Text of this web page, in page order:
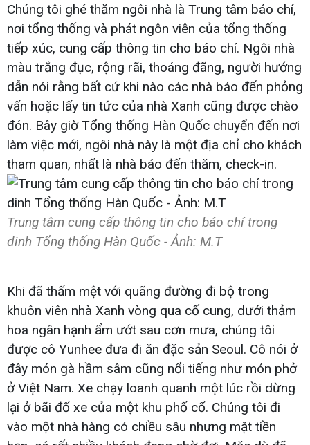
Chúng tôi ghé thăm ngôi nhà là Trung tâm báo chí,
nơi tổng thống và phát ngôn viên của tổng thống
tiếp xúc, cung cấp thông tin cho báo chí. Ngôi nhà
màu trắng đục, rộng rãi, thoáng đãng, người hướng
dẫn nói rằng bất cứ khi nào các nhà báo đến phỏng
vấn hoặc lấy tin tức của nhà Xanh cũng được chào
đón. Bây giờ Tổng thống Hàn Quốc chuyển đến nơi
làm việc mới, ngôi nhà này là một địa chỉ cho khách
tham quan, nhất là nhà báo đến thăm, check-in.
Trung tâm cung cấp thông tin cho báo chí trong
dinh Tổng thống Hàn Quốc - Ảnh: M.T
Khi đã thấm mệt với quãng đường đi bộ trong
khuôn viên nhà Xanh vòng qua cố cung, dưới thảm
hoa ngân hạnh ẩm ướt sau cơn mưa, chúng tôi
được cô Yunhee đưa đi ăn đặc sản Seoul. Cô nói ở
đây món gà hầm sâm cũng nổi tiếng như món phở
ở Việt Nam. Xe chạy loanh quanh một lúc rồi dừng
lại ở bãi đổ xe của một khu phố cổ. Chúng tôi đi
vào một nhà hàng có chiều sâu nhưng mặt tiền